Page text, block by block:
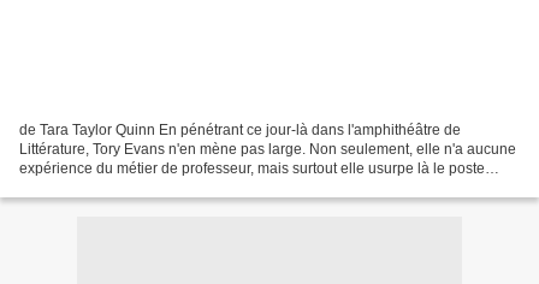
de Tara Taylor Quinn En pénétrant ce jour-là dans l'amphithéâtre de
Littérature, Tory Evans n'en mène pas large. Non seulement, elle n'a aucune
expérience du métier de professeur, mais surtout elle usurpe là le poste